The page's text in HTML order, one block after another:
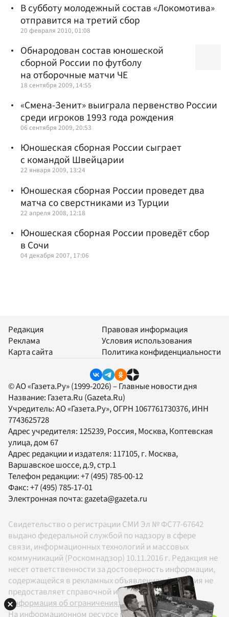
В субботу молодежный состав «Локомотива»
отправится на третий сбор
20 февраля 2010, 01:08
Обнародован состав юношеской
сборной России по футболу
на отборочные матчи ЧЕ
18 сентября 2009, 14:55
«Смена-Зенит» выиграла первенство России
среди игроков 1993 года рождения
06 сентября 2009, 20:53
Юношеская сборная России сыграет
с командой Швейцарии
22 января 2009, 13:24
Юношеская сборная России проведет два
матча со сверстниками из Турции
22 апреля 2008, 12:18
Юношеская сборная России проведёт сбор
в Сочи
04 декабря 2007, 17:06
Редакция
Реклама
Карта сайта
Правовая информация
Условия использования
Политика конфиденциальности
© АО «Газета.Ру» (1999-2026) – Главные новости дня
Название: Газета.Ru (Gazeta.Ru)
Учредитель:АО «Газета.Ру», ОГРН 1067761730376, ИНН
7743625728
Адрес учредителя: 125239, Россия, Москва, Коптевская
улица, дом 67
Адрес редакции и издателя: 117105, г. Москва,
Варшавское шоссе, д.9, стр.1
Телефон редакции:+7 (495) 785-00-12
Факс:+7 (495) 785-17-01
Электронная почта: gazeta@gazeta.ru
Свидетельство о регистрации СМИ Эл № ФС77-67642
выдано федеральной службой по надзору в сфере
связи, информационных технологий и массовых
коммуникаций (Роскомнадзор) 10.11.2016 г. Редакция не
несет ответственности за достоверность информации,
содержащейся в рекламных объявлениях. Редакция не
предоставляет справочной информации.
Информация об ограничениях